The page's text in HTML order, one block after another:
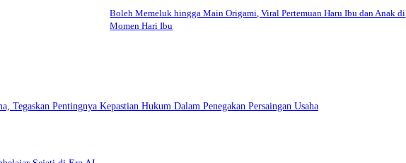
Boleh Memeluk hingga Main Origami, Viral Pertemuan Haru Ibu dan Anak di
Momen Hari Ibu
Tegaskan Pentingnya Kepastian Hukum Dalam Penegakan Persaingan Usaha